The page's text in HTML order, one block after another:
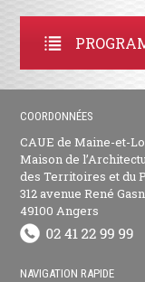
COORDONNÉES
CAUE de Maine-et-
Maison de
des Territoires et du
312 avenue René
49100 Angers
NAVIGATION RAPIDE